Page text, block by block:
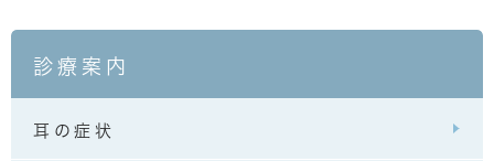
診療案内
耳の症状